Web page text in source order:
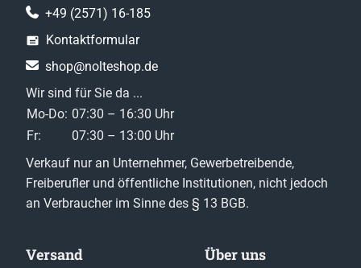
+49 (2571) 16-185
Kontaktformular
shop@nolteshop.de
Wir sind für Sie da ...
Mo-Do: 07:30 – 16:30 Uhr
Fr:
07:30 – 13:00 Uhr
Verkauf nur an Unternehmer, Gewerbetreibende,
Freiberufler und öffentliche Institutionen, nicht jedoch
an Verbraucher im Sinne des § 13 BGB.
Versand Über uns